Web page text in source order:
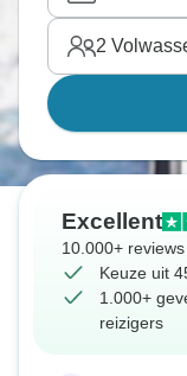
2
Excellent
10.000+
Keuze uit
1.000+
reizigers